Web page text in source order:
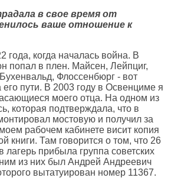
в свое время от
ваше отношение к
года, когда началась война. В
попал в плен. Майсен, Лейпциг,
Флоссенбюрг - вот
пути. В 2003 году в Освенциме я
моего отца. На одном из
которая подтверждала, что в
мостовую и получил за
рабочем кабинете висит копия
книги. Там говорится о том, что 26
прибыла группа советских
из них был Андрей Андреевич
вытатуирован номер 11367.